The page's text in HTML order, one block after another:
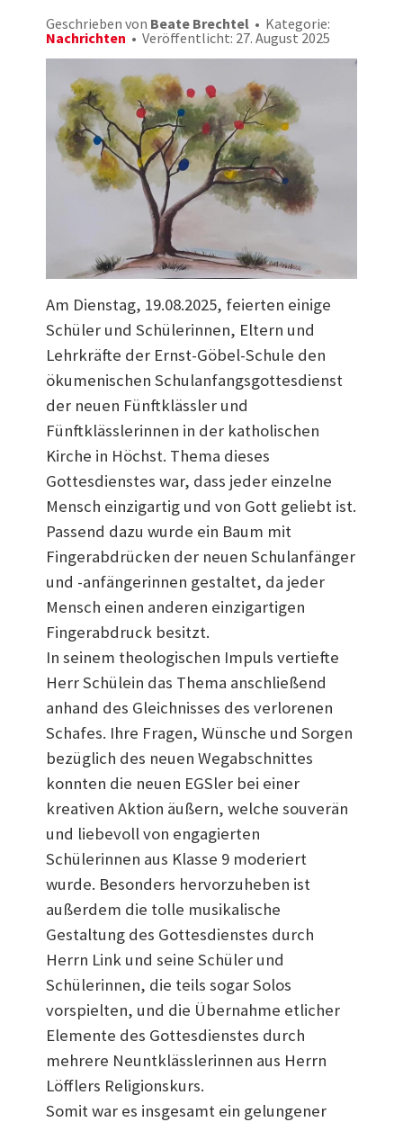
Geschrieben von Beate Brechtel
Kategorie:
Nachrichten
Veröffentlicht: 27. August 2025
Am Dienstag, 19.08.2025, feierten einige
Schüler und Schülerinnen, Eltern und
Lehrkräfte der Ernst-Göbel-Schule den
ökumenischen Schulanfangsgottesdienst
der neuen Fünftklässler und
Fünftklässlerinnen in der katholischen
Kirche in Höchst. Thema dieses
Gottesdienstes war, dass jeder einzelne
Mensch einzigartig und von Gott geliebt ist.
Passend dazu wurde ein Baum mit
Fingerabdrücken der neuen Schulanfänger
und -anfängerinnen gestaltet, da jeder
Mensch einen anderen einzigartigen
Fingerabdruck besitzt.
In seinem theologischen Impuls vertiefte
Herr Schülein das Thema anschließend
anhand des Gleichnisses des verlorenen
Schafes. Ihre Fragen, Wünsche und Sorgen
bezüglich des neuen Wegabschnittes
konnten die neuen EGSler bei einer
kreativen Aktion äußern, welche souverän
und liebevoll von engagierten
Schülerinnen aus Klasse 9 moderiert
wurde. Besonders hervorzuheben ist
außerdem die tolle musikalische
Gestaltung des Gottesdienstes durch
Herrn Link und seine Schüler und
Schülerinnen, die teils sogar Solos
vorspielten, und die Übernahme etlicher
Elemente des Gottesdienstes durch
mehrere Neuntklässlerinnen aus Herrn
Löfflers Religionskurs.
Somit war es insgesamt ein gelungener